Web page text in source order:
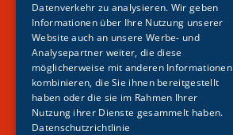
Tickets
Podcast
Datenverkehr zu analysieren. Wir geben
Informationen über Ihre Nutzung unserer
Website auch an unsere Werbe- und
Analysepartner weiter, die diese
möglicherweise mit anderen Informationen
kombinieren, die Sie ihnen bereitgestellt
haben oder die sie im Rahmen Ihrer
Nutzung ihrer Dienste gesammelt haben.
Datenschutzrichtlinie